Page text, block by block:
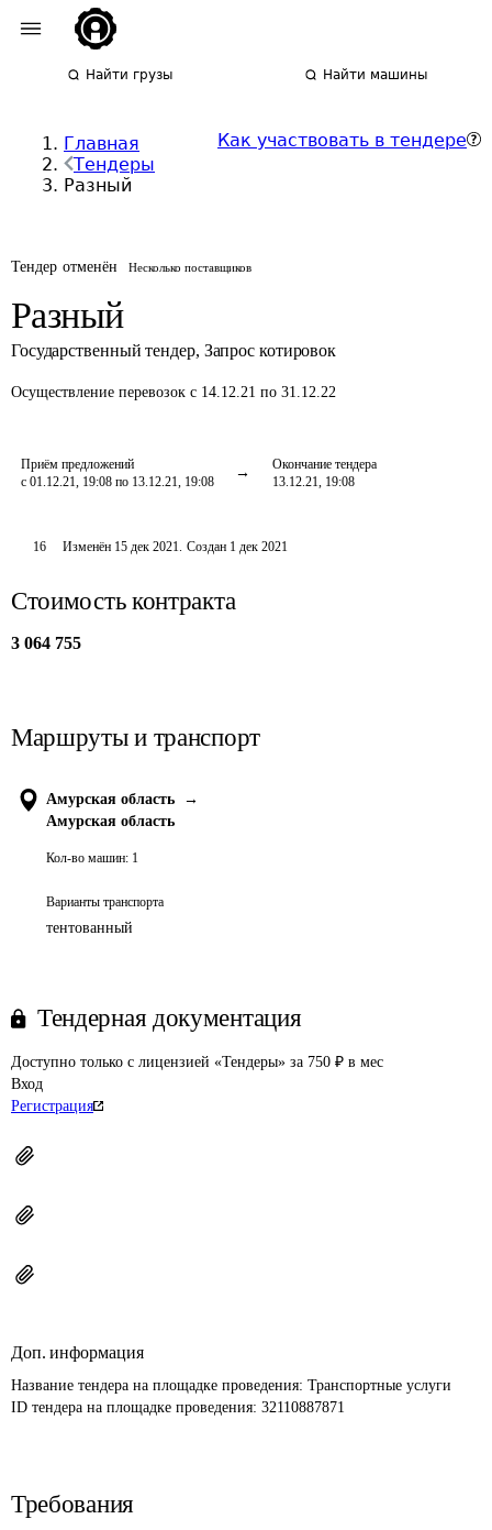
Найти грузы Найти машины
Главная
Тендеры
Разный
Как участвовать в тендере
Тендер отменён Несколько поставщиков
Разный
Государственный тендер, Запрос котировок
Осуществление перевозок с 14.12.21 по 31.12.22
Приём предложений
с 01.12.21, 19:08 по 13.12.21, 19:08
Окончание тендера
13.12.21, 19:08
16 Изменён 15 дек 2021. Создан 1 дек 2021
Стоимость контракта
3 064 755
Маршруты и транспорт
Амурская область
→
Амурская область
Кол-во машин: 1
Варианты транспорта
тентованный
Тендерная документация
Доступно только с лицензией «Тендеры» за 750 ₽ в мес
Вход
Регистрация
Доп. информация
Название тендера на площадке проведения: Транспортные услуги
ID тендера на площадке проведения: 32110887871
Требования